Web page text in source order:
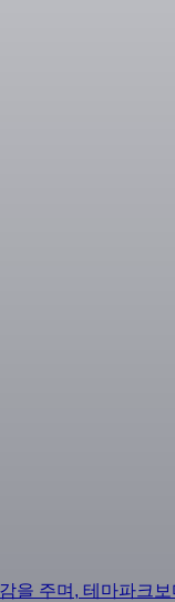
주며, 테마파크